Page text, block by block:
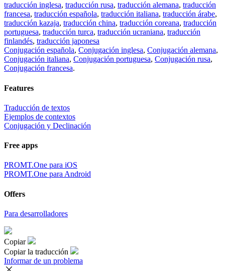
traducción inglesa, traducción rusa, traducción alemana, traducción
francesa, traducción española, traducción italiana, traducción árabe,
traducción kazaja, traducción china, traducción coreana, traducción
portuguesa, traducción turca, traducción ucraniana, traducción
finlandés, traducción japonesa
Conjugación española, Conjugación inglesa, Conjugación alemana,
Conjugación italiana, Conjugación portuguesa, Conjugación rusa,
Conjugación francesa.
Features
Traducción de textos
Ejemplos de contextos
Conjugación y Declinación
Free apps
PROMT.One para iOS
PROMT.One para Android
Offers
Para desarrolladores
Copiar
Copiar la traducción
Informar de un problema